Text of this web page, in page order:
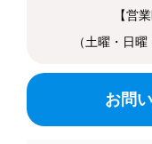
【営
（土曜・日
お問